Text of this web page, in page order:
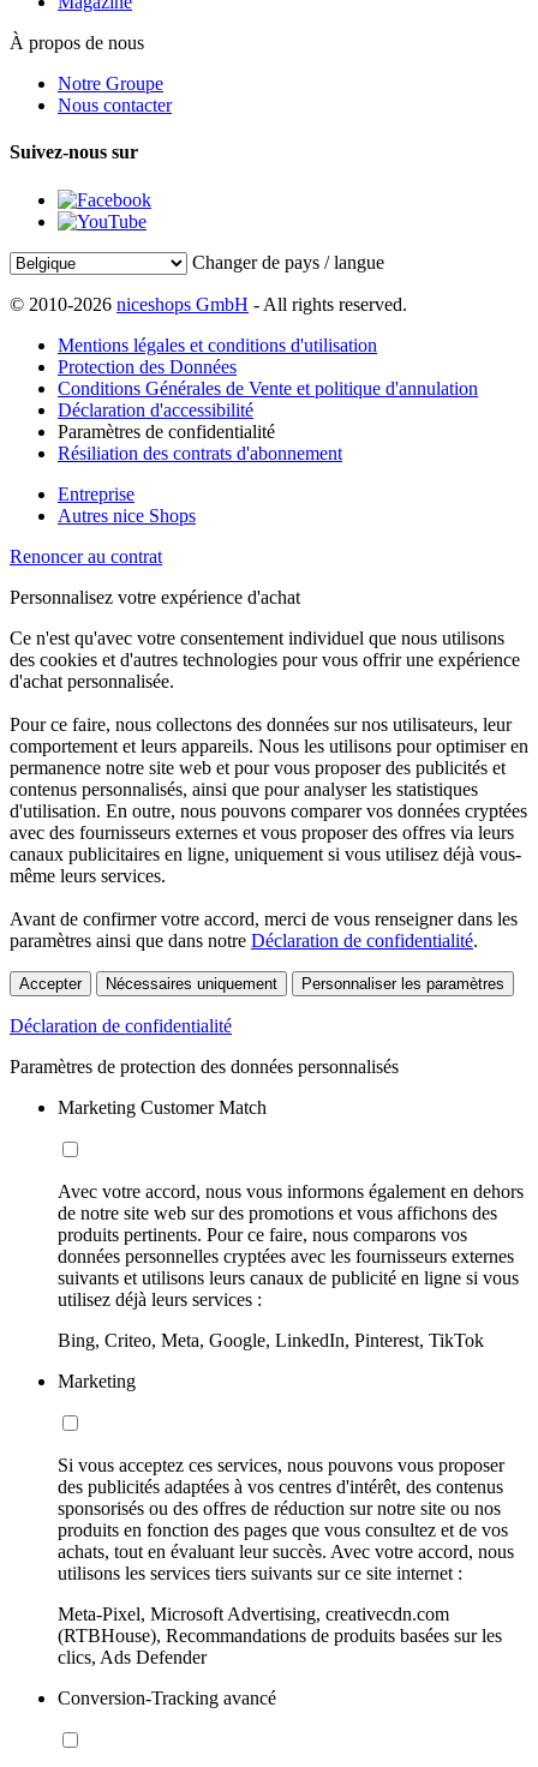
À propos de nous
Notre Groupe
Nous contacter
Suivez-nous sur
Changer de pays / langue
© 2010-2026 niceshops GmbH - All rights reserved.
Mentions légales et conditions d'utilisation
Protection des Données
Conditions Générales de Vente et politique d'annulation
Déclaration d'accessibilité
Paramètres de confidentialité
Résiliation des contrats d'abonnement
Entreprise
Autres nice Shops
Renoncer au contrat
Personnalisez votre expérience d'achat
Ce n'est qu'avec votre consentement individuel que nous utilisons
des cookies et d'autres technologies pour vous offrir une expérience
d'achat personnalisée.
Pour ce faire, nous collectons des données sur nos utilisateurs, leur
comportement et leurs appareils. Nous les utilisons pour optimiser en
permanence notre site web et pour vous proposer des publicités et
contenus personnalisés, ainsi que pour analyser les statistiques
d'utilisation. En outre, nous pouvons comparer vos données cryptées
avec des fournisseurs externes et vous proposer des offres via leurs
canaux publicitaires en ligne, uniquement si vous utilisez déjà vous-
même leurs services.
Avant de confirmer votre accord, merci de vous renseigner dans les
paramètres ainsi que dans notre Déclaration de confidentialité.
Accepter Nécessaires uniquement Personnaliser les paramètres
Déclaration de confidentialité
Paramètres de protection des données personnalisés
Marketing Customer Match
Avec votre accord, nous vous informons également en dehors
de notre site web sur des promotions et vous affichons des
produits pertinents. Pour ce faire, nous comparons vos
données personnelles cryptées avec les fournisseurs externes
suivants et utilisons leurs canaux de publicité en ligne si vous
utilisez déjà leurs services :
Bing, Criteo, Meta, Google, LinkedIn, Pinterest, TikTok
Marketing
Si vous acceptez ces services, nous pouvons vous proposer
des publicités adaptées à vos centres d'intérêt, des contenus
sponsorisés ou des offres de réduction sur notre site ou nos
produits en fonction des pages que vous consultez et de vos
achats, tout en évaluant leur succès. Avec votre accord, nous
utilisons les services tiers suivants sur ce site internet :
Meta-Pixel, Microsoft Advertising, creativecdn.com
(RTBHouse), Recommandations de produits basées sur les
clics, Ads Defender
Conversion-Tracking avancé